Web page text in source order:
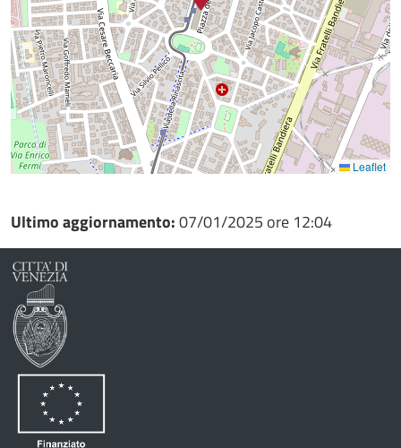
Leaflet
Ultimo aggiornamento:07/01/2025 ore 12:04